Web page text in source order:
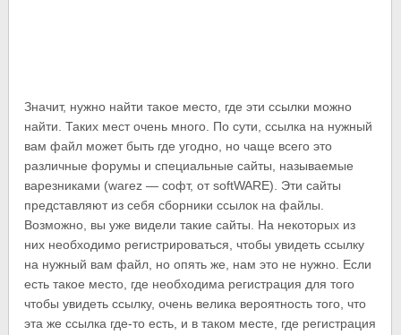
Значит, нужно найти такое место, где эти ссылки можно
найти. Таких мест очень много. По сути, ссылка на нужный
вам файл может быть где угодно, но чаще всего это
различные форумы и специальные сайты, называемые
варезниками (warez — софт, от softWARE). Эти сайты
представляют из себя сборники ссылок на файлы.
Возможно, вы уже видели такие сайты. На некоторых из
них необходимо регистрироваться, чтобы увидеть ссылку
на нужный вам файл, но опять же, нам это не нужно. Если
есть такое место, где необходима регистрация для того
чтобы увидеть ссылку, очень велика вероятность того, что
эта же ссылка где-то есть, и в таком месте, где регистрация